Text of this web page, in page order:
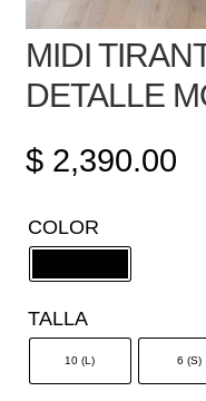
MIDI
DETALLE
$2,390.00
COLOR
TALLA
10 (L) 6 (S)